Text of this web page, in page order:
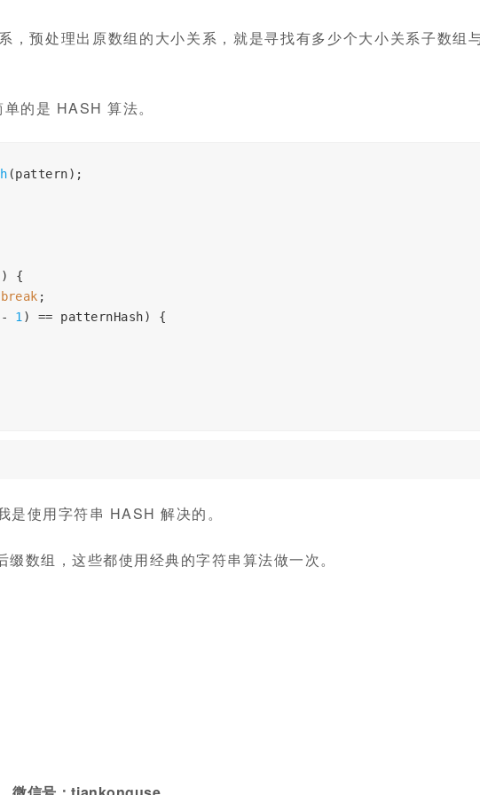
，预处理出原数组的大小关系，就是寻找有多少个大小关系子数组
的是 HASH 算法。
(pattern);
)
{
break ;
- 1 ) == patternHash)
{
使用字符串 HASH 解决的。
数组，这些都使用经典的字符串算法做一次。